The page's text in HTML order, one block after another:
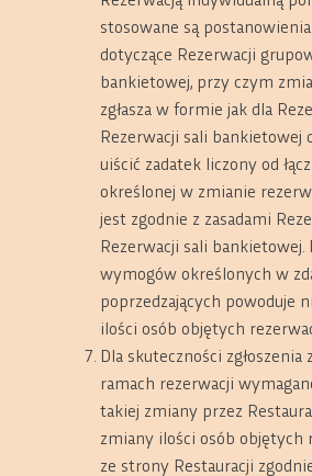
stosowane są
dotyczące Rezerwacji
bankietowej, przy czym
zgłasza w formie jak dla
Rezerwacji sali bankietowej
uiścić zadatek liczony od
określonej w zmianie
jest zgodnie z zasadami
Rezerwacji sali bankietowej.
wymogów określonych w
poprzedzających powoduje
ilości osób objętych
Dla skuteczności
ramach rezerwacji
takiej zmiany przez
zmiany ilości osób objętych
ze strony Restauracji